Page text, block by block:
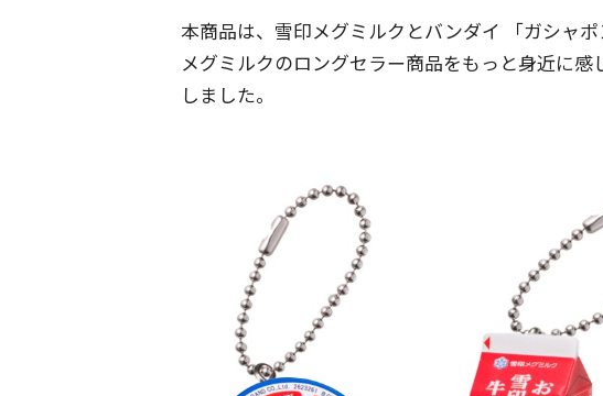
本商品は、雪印メグミルクとバンダイ 「ガシャ
メグミルクのロングセラー商品をもっと身近に
しました。